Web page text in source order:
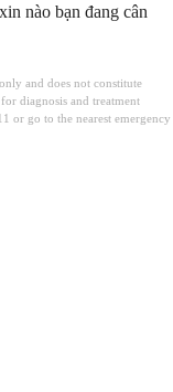
nào bạn đang cân
and does not constitute
diagnosis and treatment
or go to the nearest emergency